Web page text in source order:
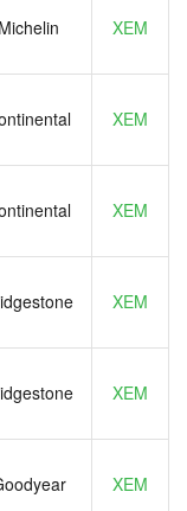
Michelin XEM
XEM
XEM
XEM
XEM
XEM